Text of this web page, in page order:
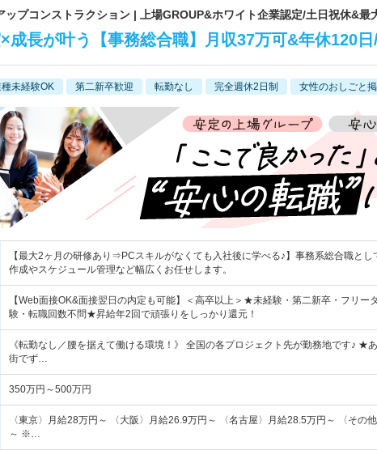
ップコンストラクション | 上場GROUP&ホワイト企業認定/土日祝休&最
成長が叶う【事務総合職】月収37万可&年休120
未経験OK 第二新卒歓迎 転勤なし 完全週休2日制 女性のおしごと
【最大2ヶ月の研修あり⇒PCスキルがなくても入社後に学べる♪】事務系総合職とし
作成やスケジュール管理など幅広くお任せします。
【Web面接OK&面接翌日の内定も可能】＜高卒以上＞★未経験・第二新卒・フリー
験・転職回数不問★昇給年2回で頑張りをしっかり還元！
《転勤なし／腰を据えて働ける環境！》 全国の各プロジェクト先が勤務地です♪ ★
街でず…
350万円～500万円
〈東京〉月給28万円～ 〈大阪〉月給26.9万円～ 〈名古屋〉月給28.5万円～ 〈その
～ ※…